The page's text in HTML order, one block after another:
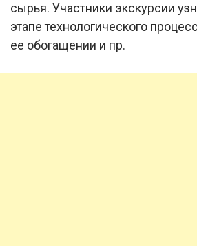
сырья. Участники экскурсии
этапе технологического
ее обогащении и пр.